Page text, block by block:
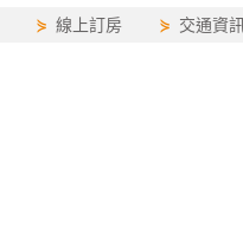
⋟線上訂房 ⋟ 交通資訊